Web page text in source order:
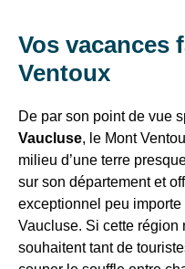
Vos vacances
Ventoux
De par son point de vue
Vaucluse, le Mont
milieu d’une terre
sur son département et
exceptionnel peu
Vaucluse. Si cette région
souhaitent tant de
22 au
29/08/26
€
25/07,
15 au
22/08/26
672 €
602
€
25/07 au
15/08/26
763 €
686
€
Hors
vacances
26/09 au
17/10/26
553 €
497
€
17/10 au
490
pour
vos
vacances
!
Il
suffit
d’un
clic
Recevez